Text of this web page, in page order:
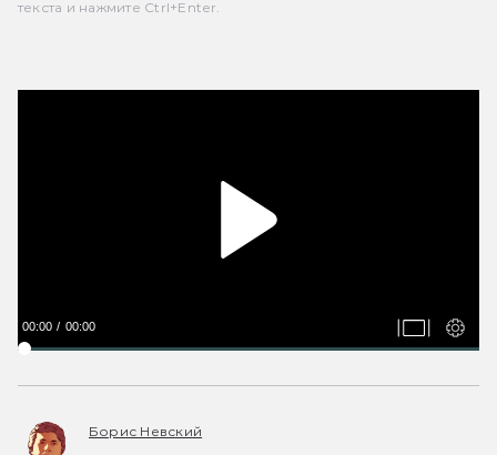
текста и нажмите Ctrl+Enter.
00:00 00:00
Борис Невский